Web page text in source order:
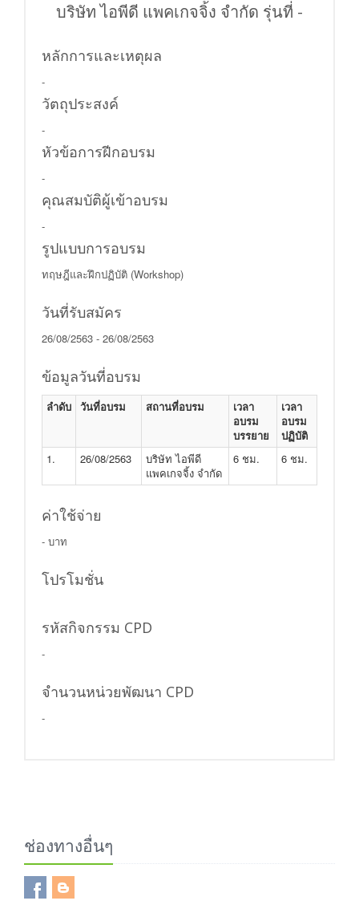
บริษัท ไอพีดี แพคเกจจิ้ง จำกัด รุ่นที่ -
หลักการและเหตุผล
-
วัตถุประสงค์
-
หัวข้อการฝีกอบรม
-
คุณสมบัติผู้เข้าอบรม
-
รูปแบบการอบรม
ทฤษฎีและฝึกปฏิบัติ (Workshop)
วันที่รับสมัคร
26/08/2563 - 26/08/2563
ข้อมูลวันที่อบรม
ลำดับ วันที่อบรม สถานที่อบรม
เวลา
อบรม
บรรยาย
เวลา
อบรม
ปฏิบัติ
1.
26/08/2563
บริษัท ไอพีดี
แพคเกจจิ้ง จำกัด
6 ชม. 6 ชม.
ค่าใช้จ่าย
- บาท
โปรโมชั่น
รหัสกิจกรรม CPD
-
จำนวนหน่วยพัฒนา CPD
-
ช่องทางอื่นๆ